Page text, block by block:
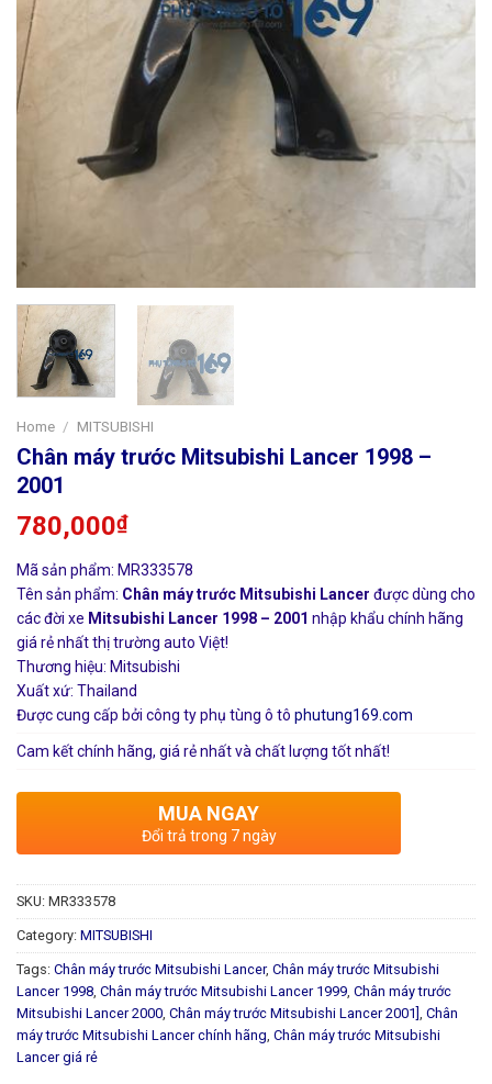
Home / MITSUBISHI
Chân máy trước Mitsubishi Lancer 1998 –
2001
780,000₫
Mã sản phẩm: MR333578
Tên sản phẩm: Chân máy trước Mitsubishi Lancer được dùng cho
các đời xe Mitsubishi Lancer 1998 – 2001 nhập khẩu chính hãng
giá rẻ nhất thị trường auto Việt!
Thương hiệu: Mitsubishi
Xuất xứ: Thailand
Được cung cấp bởi công ty phụ tùng ô tô phutung169.com
Cam kết chính hãng, giá rẻ nhất và chất lượng tốt nhất!
MUA NGAY
Đổi trả trong 7 ngày
SKU: MR333578
Category: MITSUBISHI
Tags: Chân máy trước Mitsubishi Lancer, Chân máy trước Mitsubishi
Lancer 1998, Chân máy trước Mitsubishi Lancer 1999, Chân máy trước
Mitsubishi Lancer 2000, Chân máy trước Mitsubishi Lancer 2001] , Chân
máy trước Mitsubishi Lancer chính hãng, Chân máy trước Mitsubishi
Lancer giá rẻ